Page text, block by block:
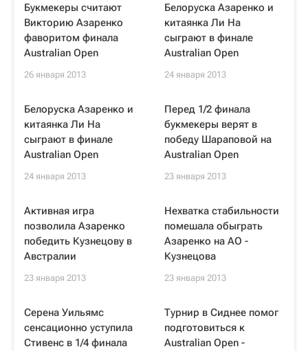
Букмекеры считают
Викторию Азаренко
фаворитом финала
Australian Open
26 января 2013
Белоруска Азаренко и
китаянка Ли На
сыграют в финале
Australian Open
24 января 2013
Белоруска Азаренко и
китаянка Ли На
сыграют в финале
Australian Open
24 января 2013
Перед 1/2 финала
букмекеры верят в
победу Шараповой на
Australian Open
23 января 2013
Активная игра
позволила Азаренко
победить Кузнецову в
Австралии
23 января 2013
Нехватка стабильности
помешала обыграть
Азаренко на АО -
Кузнецова
23 января 2013
Серена Уильямс
сенсационно уступила
Стивенс в 1/4 финала
Турнир в Сиднее помог
подготовиться к
Australian Open -